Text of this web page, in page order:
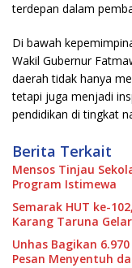
terdepan dalam
Di bawah
Wakil Gubernur
daerah tidak hanya
tetapi juga menjadi
pendidikan di tingkat
Berita Terkait
Mensos Tinjau
Program Istimewa
Semarak HUT ke-
Karang Taruna
Unhas Bagikan
Pesan Menyentuh